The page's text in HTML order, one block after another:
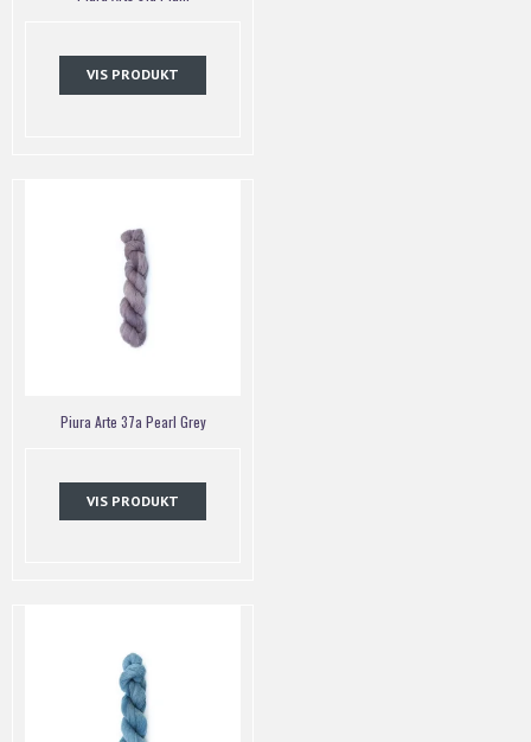
VIS PRODUKT
Piura Arte 37a Pearl Grey
VIS PRODUKT